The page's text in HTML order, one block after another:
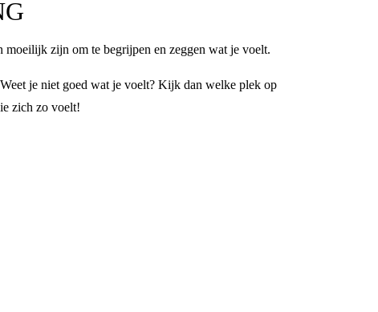
moeilijk zijn om te begrijpen en zeggen wat je voelt.
je niet goed wat je voelt? Kijk dan welke plek op
zich zo voelt!